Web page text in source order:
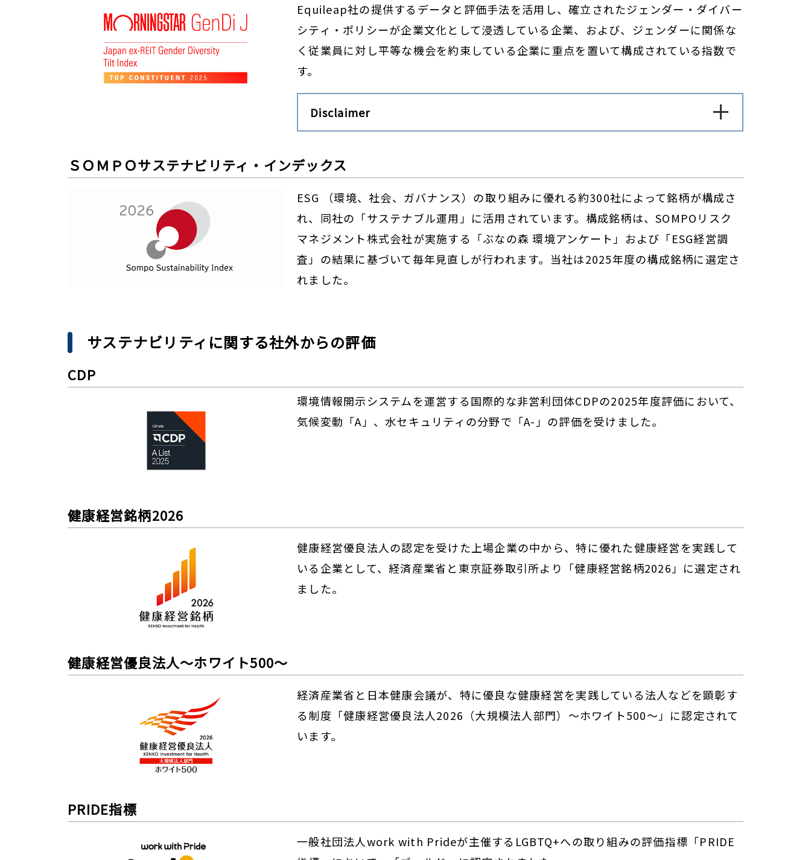
Equileap社の提供するデータと評価手法を活用し、確立されたジェンダー・ダイバー
シティ・ポリシーが企業文化として浸透している企業、および、ジェンダーに関係な
く従業員に対し平等な機会を約束している企業に重点を置いて構成されている指数で
す。
Disclaimer
ＳＯＭＰＯサステナビリティ・インデックス
ESG （環境、社会、ガバナンス）の取り組みに優れる約300社によって銘柄が構成さ
れ、同社の「サステナブル運用」に活用されています。構成銘柄は、SOMPOリスク
マネジメント株式会社が実施する「ぶなの森 環境アンケート」および「ESG経営調
査」の結果に基づいて毎年見直しが行われます。当社は2025年度の構成銘柄に選定さ
れました。
サステナビリティに関する社外からの評価
CDP
環境情報開示システムを運営する国際的な非営利団体CDPの2025年度評価において、
気候変動「A」、水セキュリティの分野で「A-」の評価を受けました。
健康経営銘柄2026
健康経営優良法人の認定を受けた上場企業の中から、特に優れた健康経営を実践して
いる企業として、経済産業省と東京証券取引所より「健康経営銘柄2026」に選定され
ました。
健康経営優良法人～ホワイト500～
経済産業省と日本健康会議が、特に優良な健康経営を実践している法人などを顕彰す
る制度「健康経営優良法人2026（大規模法人部門）～ホワイト500～」に認定されて
います。
PRIDE指標
一般社団法人work with Prideが主催するLGBTQ+への取り組みの評価指標「PRIDE